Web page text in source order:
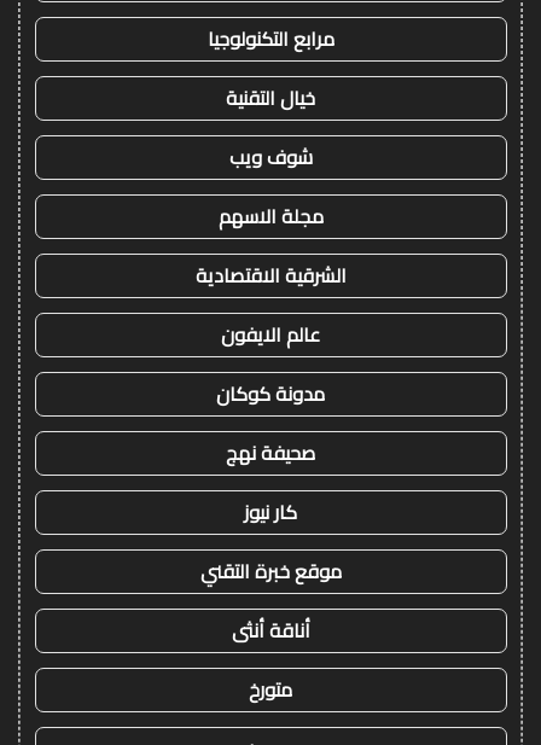
مرابع التكنولوجيا
خيال التقنية
شوف ويب
مجلة الاسهم
الشرقية الاقتصادية
عالم الايفون
مدونة كوكان
صحيفة نهج
كار نيوز
موقع خبرة التقني
أناقة أنثى
متورخ